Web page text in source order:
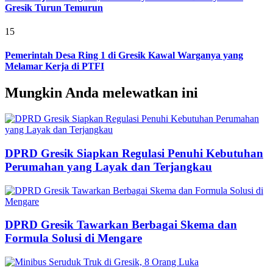
Gresik Turun Temurun
15
Pemerintah Desa Ring 1 di Gresik Kawal Warganya yang
Melamar Kerja di PTFI
Mungkin Anda melewatkan ini
DPRD Gresik Siapkan Regulasi Penuhi Kebutuhan
Perumahan yang Layak dan Terjangkau
DPRD Gresik Tawarkan Berbagai Skema dan
Formula Solusi di Mengare